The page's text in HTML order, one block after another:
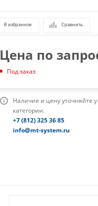
В избранное Сравнить
Цена по
Под заказ
Наличие и цену уточняйте
категории.
+7 (812) 325 36 85
info@mt-system.ru